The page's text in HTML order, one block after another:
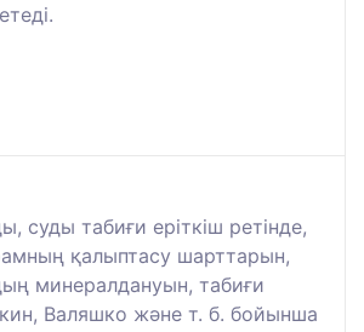
суды табиғи еріткіш ретінде,
қалыптасу шарттарын,
минералдануын, табиғи
Валяшко және т. б. бойынша